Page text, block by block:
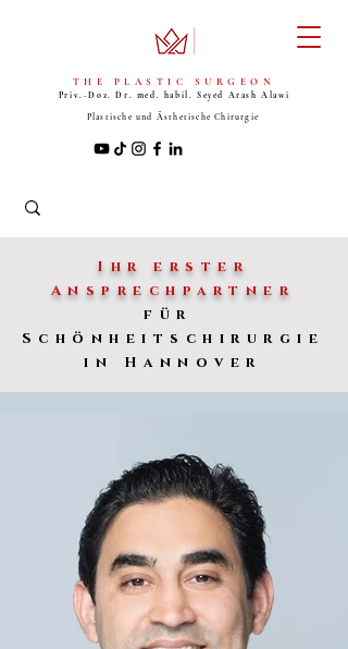
THE PLASTIC SURGEON
Priv.-Doz. Dr. med. habil. Seyed Arash Alawi
Plastische und Ästhetische Chirurgie
Ihr erster
Ansprechpartner
für
Schönheitschirurgie
in Hannover